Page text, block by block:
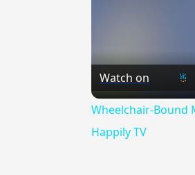
Watch on
Wheelchair-Bound
Happily TV